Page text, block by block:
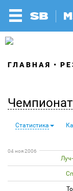
ГЛАВНАЯ
Статистика
04 ноя 2006